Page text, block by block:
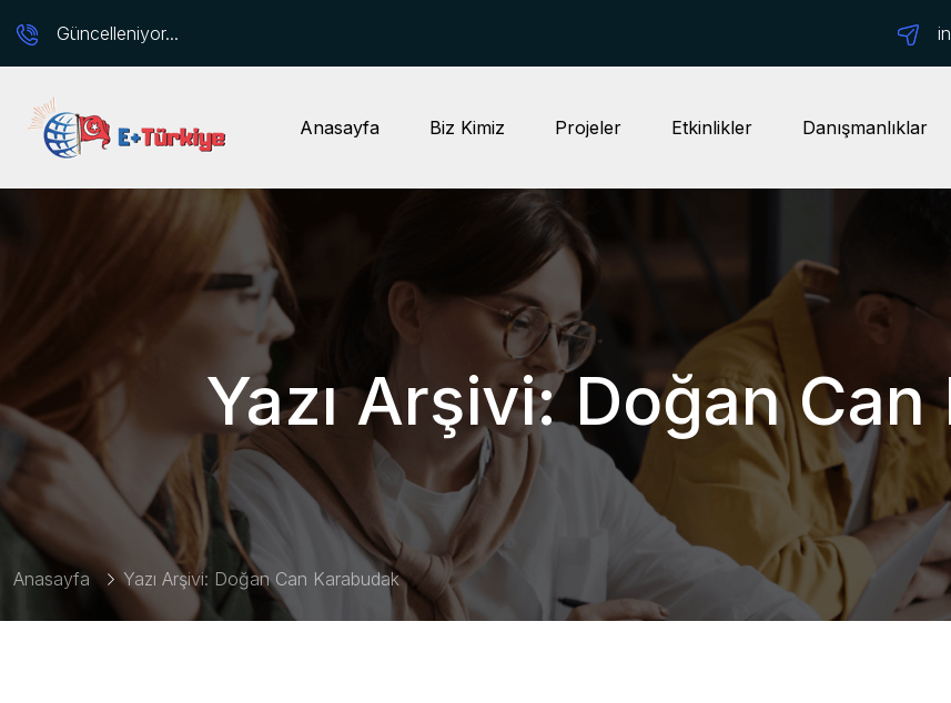
Güncelleniyor...
Anasayfa Biz Kimiz Projeler Etkinlikler Danışmanlıklar
Yazı Arşivi: Doğan
Anasayfa Yazı Arşivi: Doğan Can Karabudak